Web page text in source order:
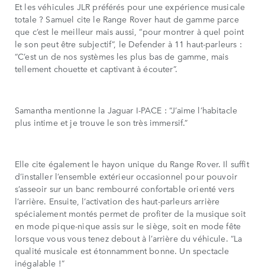
Et les véhicules JLR préférés pour une expérience musicale
totale ? Samuel cite le Range Rover haut de gamme parce
que c’est le meilleur mais aussi, “pour montrer à quel point
le son peut être subjectif”, le Defender à 11 haut-parleurs :
“C’est un de nos systèmes les plus bas de gamme, mais
tellement chouette et captivant à écouter”.
Samantha mentionne la Jaguar I-PACE : “J’aime l’habitacle
plus intime et je trouve le son très immersif.”
Elle cite également le hayon unique du Range Rover. Il suffit
d’installer l’ensemble extérieur occasionnel pour pouvoir
s’asseoir sur un banc rembourré confortable orienté vers
l’arrière. Ensuite, l’activation des haut-parleurs arrière
spécialement montés permet de profiter de la musique soit
en mode pique-nique assis sur le siège, soit en mode fête
lorsque vous vous tenez debout à l’arrière du véhicule. “La
qualité musicale est étonnamment bonne. Un spectacle
inégalable !”